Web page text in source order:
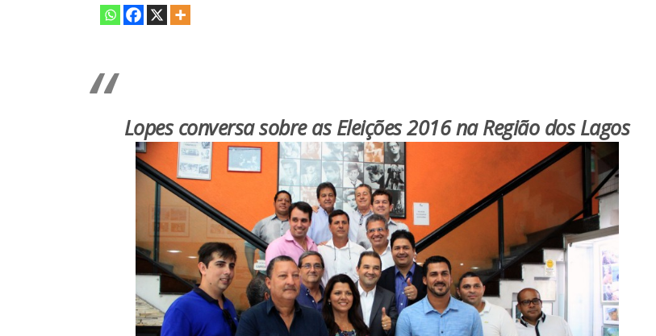
Lopes conversa sobre as Eleições 2016 na Região dos Lagos